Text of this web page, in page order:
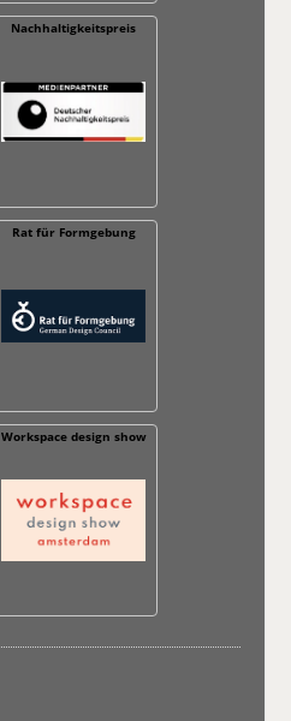
Nachhaltig­keitspreis
Rat für Formgebung
Workspace design show